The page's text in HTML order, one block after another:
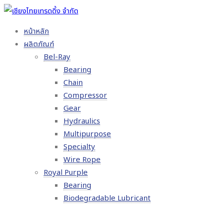
หน้าหลัก
ผลิตภัณฑ์
Bel-Ray
Bearing
Chain
Compressor
Gear
Hydraulics
Multipurpose
Specialty
Wire Rope
Royal Purple
Bearing
Biodegradable Lubricant